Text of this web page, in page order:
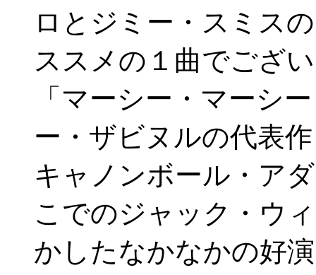
ロとジミー・スミス
ススメの１曲でござ
「マーシー・マーシ
ー・ザビヌルの代表
キャノンボール・ア
こでのジャック・ウ
かしたなかなかの好